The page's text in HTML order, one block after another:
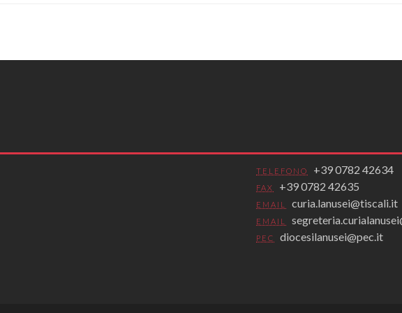
TELEFONO +39 0782 42634
FAX +39 0782 42635
EMAIL curia.lanusei@tiscali.it
EMAIL
PEC diocesilanusei@pec.it